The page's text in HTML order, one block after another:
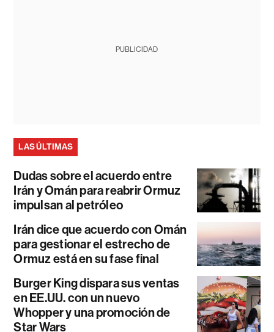
PUBLICIDAD
LAS ÚLTIMAS
Dudas sobre el acuerdo entre
Irán y Omán para reabrir Ormuz
impulsan al petróleo
Irán dice que acuerdo con Omán
para gestionar el estrecho de
Ormuz está en su fase final
Burger King dispara sus ventas
en EE.UU. con un nuevo
Whopper y una promoción de
Star Wars